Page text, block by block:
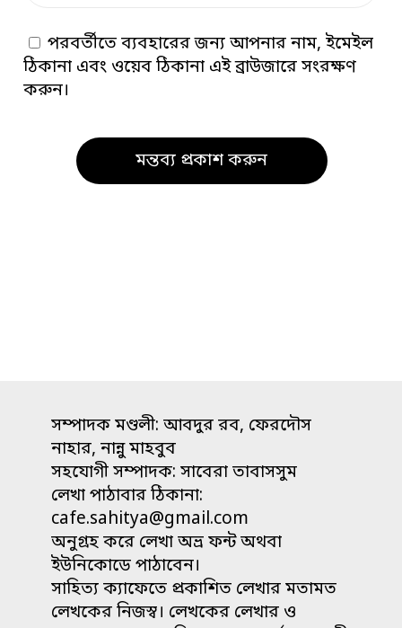
পরবর্তীতে ব্যবহারের জন্য আপনার নাম, ইমেইল
ঠিকানা এবং ওয়েব ঠিকানা এই ব্রাউজারে সংরক্ষণ
করুন।
সম্পাদক মণ্ডলী: আবদুর রব, ফেরদৌস
নাহার, নান্নু মাহবুব
সহযোগী সম্পাদক: সাবেরা তাবাসসুম
লেখা পাঠাবার ঠিকানা:
cafe.sahitya@gmail.com
অনুগ্রহ করে লেখা অভ্র ফন্ট অথবা
ইউনিকোডে পাঠাবেন।
সাহিত্য ক্যাফেতে প্রকাশিত লেখার মতামত
লেখকের নিজস্ব। লেখকের লেখার ও